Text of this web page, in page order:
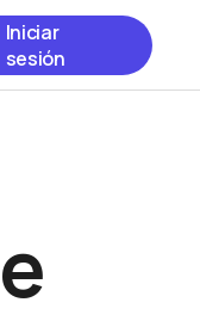
Iniciar
sesión